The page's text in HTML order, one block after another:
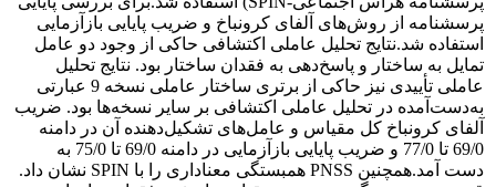
پرسشنامه از روش‌های آلفای کرونباخ و ضریب پایایی بازآزمایی
استفاده شد.نتایج تحلیل عاملی اکتشافی حاکی از وجود دو عامل
تمایل به ساختار و پاسخ‌دهی به فقدان ساختار بود. نتایج تحلیل
عاملی تأییدی نیز حاکی از برتری ساختار عاملی نسخه 9 عبارتی
به‌دست‌آمده در تحلیل عاملی اکتشافی بر سایر نسخه‌ها بود. ضریب
آلفای کرونباخ کل مقیاس و عامل‌های تشکیل‌دهنده آن در دامنه
69/0 تا 77/0 و ضریب پایایی بازآزمایی در دامنه 69/0 تا 75/0 به
دست آمد.همچنین PNSS همبستگی معناداری را با SPIN نشان داد.